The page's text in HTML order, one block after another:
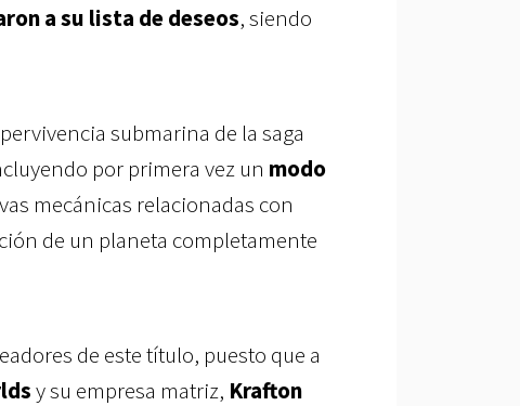
a su lista de deseos, siendo
submarina de la saga
por primera vez un modo
mecánicas relacionadas con
de un planeta completamente
de este título, puesto que a
y su empresa matriz, Krafton